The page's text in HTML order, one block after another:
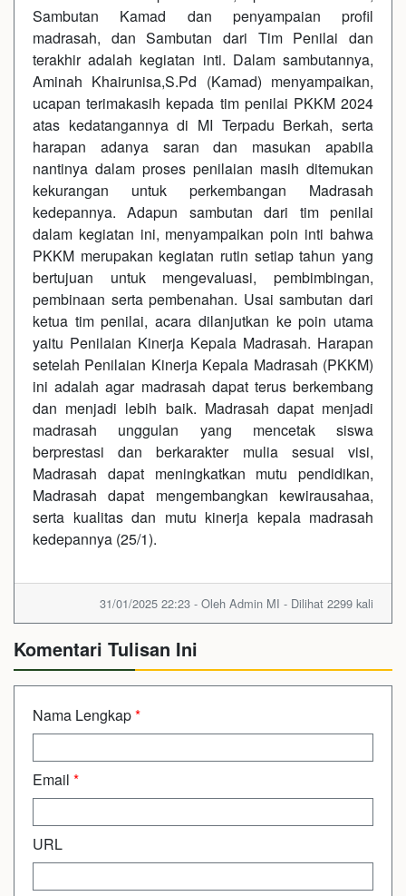
Sambutan Kamad dan penyampaian profil
madrasah, dan Sambutan dari Tim Penilai dan
terakhir adalah kegiatan inti. Dalam sambutannya,
Aminah Khairunisa,S.Pd (Kamad) menyampaikan,
ucapan terimakasih kepada tim penilai PKKM 2024
atas kedatangannya di MI Terpadu Berkah, serta
harapan adanya saran dan masukan apabila
nantinya dalam proses penilaian masih ditemukan
kekurangan untuk perkembangan Madrasah
kedepannya. Adapun sambutan dari tim penilai
dalam kegiatan ini, menyampaikan poin inti bahwa
PKKM merupakan kegiatan rutin setiap tahun yang
bertujuan untuk mengevaluasi, pembimbingan,
pembinaan serta pembenahan. Usai sambutan dari
ketua tim penilai, acara dilanjutkan ke poin utama
yaitu Penilaian Kinerja Kepala Madrasah. Harapan
setelah Penilaian Kinerja Kepala Madrasah (PKKM)
ini adalah agar madrasah dapat terus berkembang
dan menjadi lebih baik. Madrasah dapat menjadi
madrasah unggulan yang mencetak siswa
berprestasi dan berkarakter mulia sesuai visi,
Madrasah dapat meningkatkan mutu pendidikan,
Madrasah dapat mengembangkan kewirausahaa,
serta kualitas dan mutu kinerja kepala madrasah
kedepannya (25/1).
31/01/2025 22:23 - Oleh Admin MI - Dilihat 2299 kali
Komentari Tulisan Ini
Nama Lengkap*
Email *
URL